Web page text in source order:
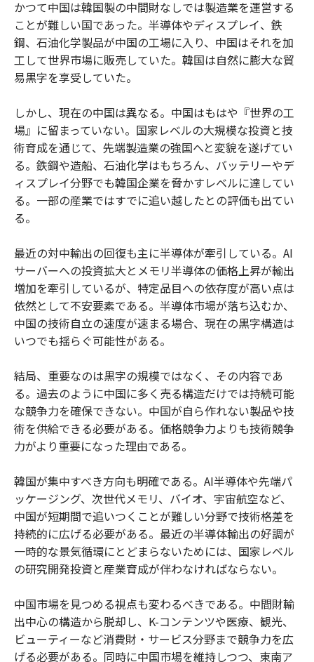
かつて中国は韓国製の中間財なしでは製造業を運営する
ことが難しい国であった。半導体やディスプレイ、鉄
鋼、石油化学製品が中国の工場に入り、中国はそれを加
工して世界市場に販売していた。韓国は自然に膨大な貿
易黒字を享受していた。
しかし、現在の中国は異なる。中国はもはや『世界の工
場』に留まっていない。国家レベルの大規模な投資と技
術育成を通じて、先端製造業の強国へと変貌を遂げてい
る。鉄鋼や造船、石油化学はもちろん、バッテリーやデ
ィスプレイ分野でも韓国企業を脅かすレベルに達してい
る。一部の産業ではすでに追い越したとの評価も出てい
る。
最近の対中輸出の回復も主に半導体が牽引している。AI
サーバーへの投資拡大とメモリ半導体の価格上昇が輸出
増加を牽引しているが、特定品目への依存度が高い点は
依然として不安要素である。半導体市場が落ち込むか、
中国の技術自立の速度が速まる場合、現在の黒字構造は
いつでも揺らぐ可能性がある。
結局、重要なのは黒字の規模ではなく、その内容であ
る。過去のように中国に多く売る構造だけでは持続可能
な競争力を確保できない。中国が自ら作れない製品や技
術を供給できる必要がある。価格競争力よりも技術競争
力がより重要になった理由である。
韓国が集中すべき方向も明確である。AI半導体や先端パ
ッケージング、次世代メモリ、バイオ、宇宙航空など、
中国が短期間で追いつくことが難しい分野で技術格差を
持続的に広げる必要がある。最近の半導体輸出の好調が
一時的な景気循環にとどまらないためには、国家レベル
の研究開発投資と産業育成が伴わなければならない。
中国市場を見つめる視点も変わるべきである。中間財輸
出中心の構造から脱却し、K-コンテンツや医療、観光、
ビューティーなど消費財・サービス分野まで競争力を広
げる必要がある。同時に中国市場を維持しつつ、東南ア